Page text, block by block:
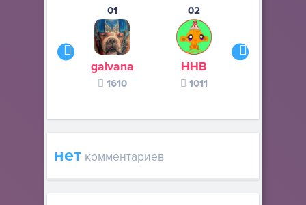
01
galvana
1610
02
ННВ
1011
нет комментариев